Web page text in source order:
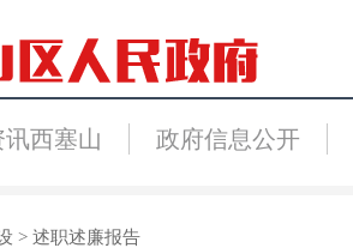
讯西塞山 政府信息公开
> 述职述廉报告